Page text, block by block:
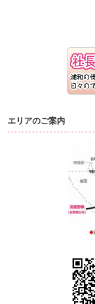
エリアのご案内